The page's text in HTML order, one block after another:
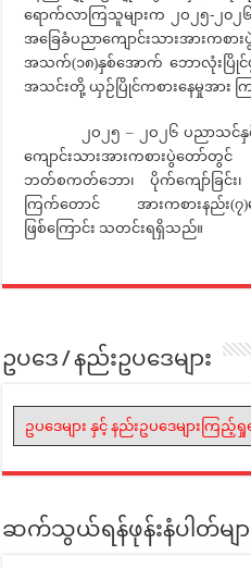
ရောက်လာကြသူများက ၂ဝ၂၅-၂၀၂
အခြေခံပညာကျောင်းသားအာ
အသက်(၁၈)နှစ်အောက် ဘောလုံးပြိုင်
အသင်းတို့ ယှဉ်ပြိုင်ကစားနေမှုအား
၂ဝ၂၅ – ၂ဝ၂၆ ပညာသင်နှစ်
ကျောင်းသားအားကစားပွဲတ
ဘတ်စကတ်ဘော၊ ပိုက်ကျော်ခြင်း၊
ကြက်တောင် အားကစားနည်း(၇
ဖြစ်ကြောင်း သတင်းရရှိသည်။
ဥပဒေ / နည်းဥပဒေများ
ဥပဒေများ နှင့် နည်းဥပဒေများကြည့်ရှု
ဆက်သွယ်ရန်ဖုန်းနံပါတ်မျာ